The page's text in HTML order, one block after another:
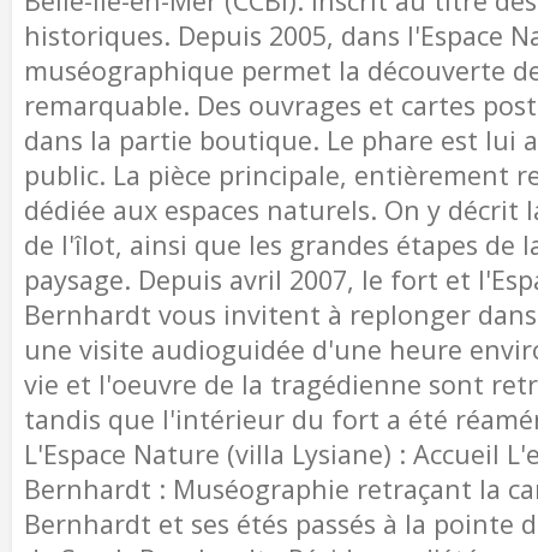
historiques. Depuis 2005, dans l'Espace
muséographique permet la découverte
remarquable. Des ouvrages et cartes
dans la partie boutique. Le phare est lui
public. La pièce principale, entièrement
dédiée aux espaces naturels. On y décrit
de l'îlot, ainsi que les grandes étapes de
paysage. Depuis avril 2007, le fort et
Bernhardt vous invitent à replonger dans
une visite audioguidée d'une heure
vie et l'oeuvre de la tragédienne sont
tandis que l'intérieur du fort a été
L'Espace Nature (villa Lysiane) : Accueil
Bernhardt : Muséographie retraçant la
Bernhardt et ses étés passés à la pointe